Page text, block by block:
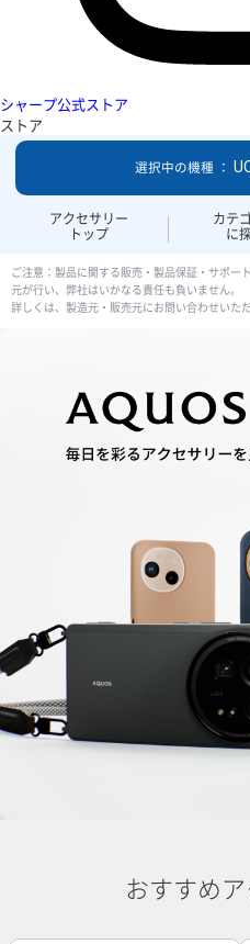
シャープ公式ストア
ストア
アクセサリー
トップ
カテ
に
選択中の機種 ：
ご注意：製品に関する販売・製品保証・サポー
元が行い、弊社はいかなる責任も負いません。
詳しくは、製造元・販売元にお問い合わせいた
おすすめ